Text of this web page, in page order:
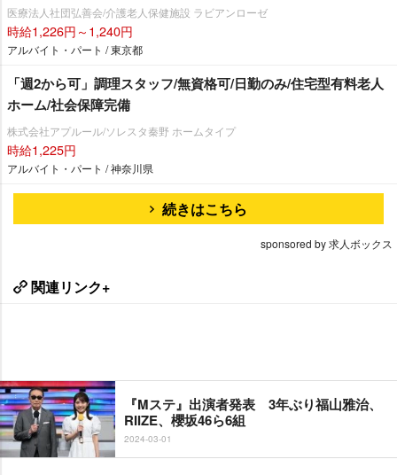
医療法人社団弘善会/介護老人保健施設 ラビアンローゼ
時給1,226円～1,240円
アルバイト・パート / 東京都
「週2から可」調理スタッフ/無資格可/日勤のみ/住宅型有料老人
ホーム/社会保障完備
株式会社アプルール/ソレスタ秦野 ホームタイプ
時給1,225円
アルバイト・パート / 神奈川県
続きはこちら
sponsored by 求人ボックス
関連リンク+
『Mステ』出演者発表 3年ぶり福山雅治、
RIIZE、櫻坂46ら6組
2024-03-01